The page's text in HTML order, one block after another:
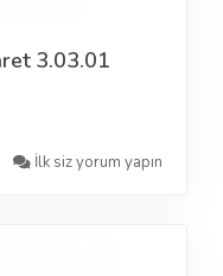
3.03.01
İlk siz yorum yapın